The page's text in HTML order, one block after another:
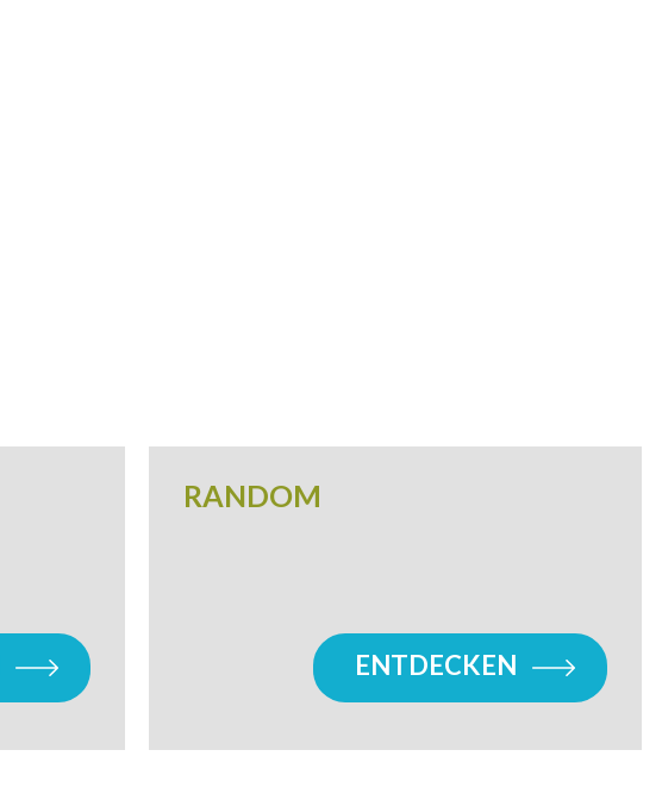
RANDOM
ENTDECKEN